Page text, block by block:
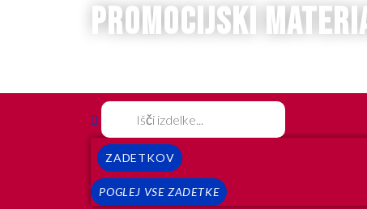
promocijski
ZADETKOV
POGLEJ VSE ZADETKE